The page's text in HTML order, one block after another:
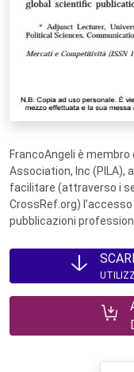
FrancoAngeli è
Association, Inc (PILA),
facilitare (attraverso i
CrossRef.org)
pubblicazioni